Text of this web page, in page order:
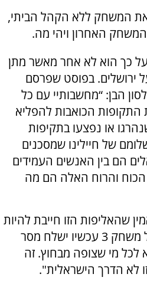
את המשחק ללא הקהל הביתי,
האחרון ויהי מה.
כך הוא לא אחר מאשר מתן
ירושלים. בפוסט שפרסם
הבן: “מחשבותיי עם כל
התקופות הכואבות להפליא
או נפצעו בתקיפות
של חיילינו שמסכנים
הם בין האנשים העמידים
הכוח והרוח האלה הם מה
שהאליפות הזו חייבת להיות
מוכרעת על המגרש. ביטול משחק 3 עכשיו ישלח מסר
לכל מי שצופה מבחוץ. זה
לא הדרך הישראלית".